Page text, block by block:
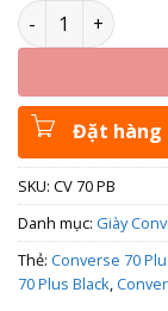
Giày Converse
Đặt hàng
SKU: CV 70 PB
Danh mục: Giày
Thẻ: Converse 70
70 Plus Black,